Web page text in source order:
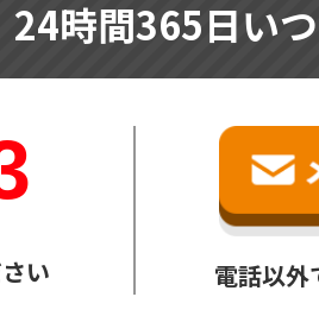
24時間365日い
い 電話以